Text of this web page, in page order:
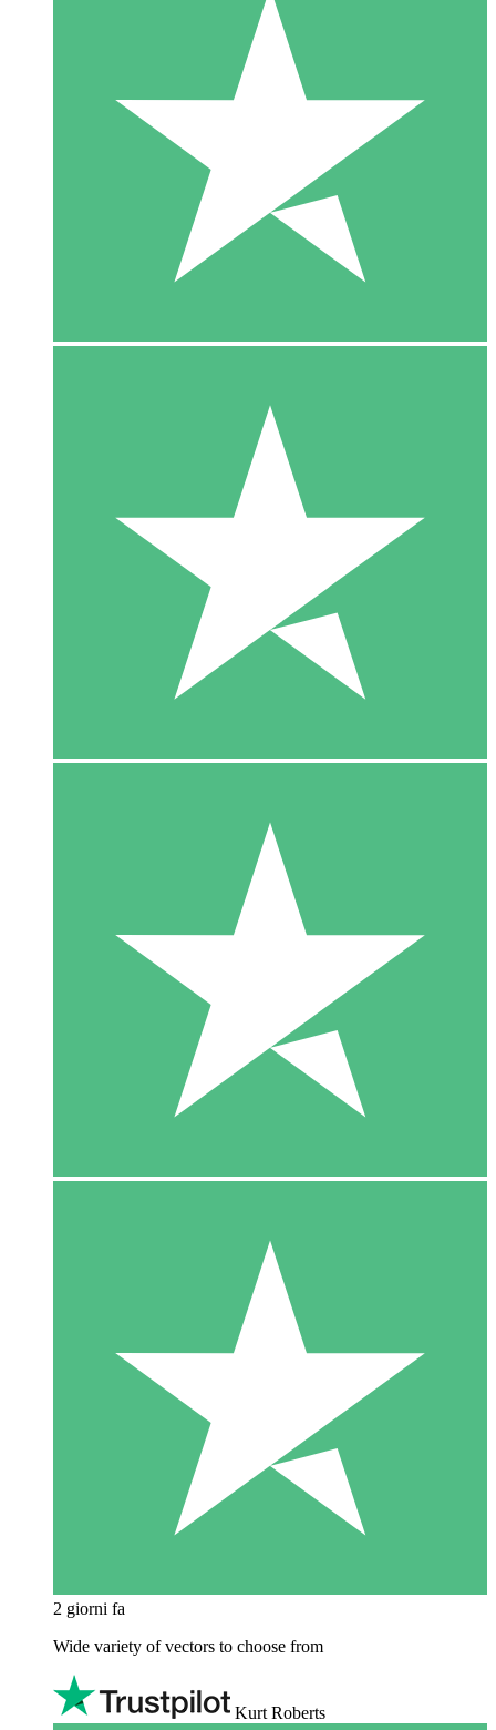
2 giorni fa
Wide variety of vectors to choose from
Kurt Roberts